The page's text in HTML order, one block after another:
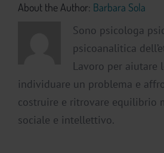
About the Author: Barbara Sola
Sono psicologa
psicoanalitica
Lavoro per aiutare
individuare un problema e
costruire e ritrovare equilibrio
sociale e intellettivo.